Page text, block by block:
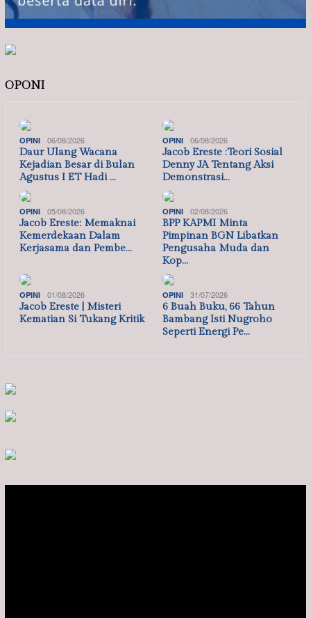
OPONI
OPINI 06/08/2026
Daur Ulang Wacana
Kejadian Besar di Bulan
Agustus I ET Hadi …
OPINI 06/08/2026
Jacob Ereste :Teori Sosial
Denny JA Tentang Aksi
Demonstrasi…
OPINI 05/08/2026
Jacob Ereste: Memaknai
Kemerdekaan Dalam
Kerjasama dan Pembe…
OPINI 02/08/2026
BPP KAPMI Minta
Pimpinan BGN Libatkan
Pengusaha Muda dan
Kop…
OPINI 01/08/2026
Jacob Ereste | Misteri
Kematian Si Tukang Kritik
OPINI 31/07/2026
6 Buah Buku, 66 Tahun
Bambang Isti Nugroho
Seperti Energi Pe…